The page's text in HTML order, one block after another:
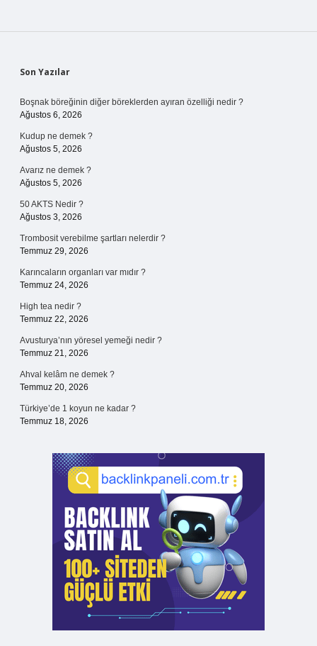
Sidebar
Son Yazılar
Boşnak böreğinin diğer böreklerden ayıran özelliği nedir ?
Ağustos 6, 2026
Kudup ne demek ?
Ağustos 5, 2026
Avarız ne demek ?
Ağustos 5, 2026
50 AKTS Nedir ?
Ağustos 3, 2026
Trombosit verebilme şartları nelerdir ?
Temmuz 29, 2026
Karıncaların organları var mıdır ?
Temmuz 24, 2026
High tea nedir ?
Temmuz 22, 2026
Avusturya’nın yöresel yemeği nedir ?
Temmuz 21, 2026
Ahval kelâm ne demek ?
Temmuz 20, 2026
Türkiye’de 1 koyun ne kadar ?
Temmuz 18, 2026